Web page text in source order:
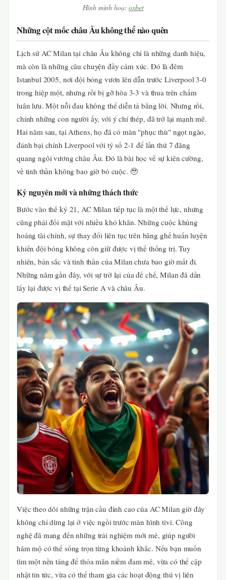
Hình minh hoạ:oxbet
Những cột mốc châu Âu không thể nào quên
Lịch sử AC Milan tại châu Âu không chỉ là những danh hiệu,
mà còn là những câu chuyện đầy cảm xúc. Đó là đêm
Istanbul 2005, nơi đội bóng vươn lên dẫn trước Liverpool 3-0
trong hiệp một, nhưng rồi bị gỡ hòa 3-3 và thua trên chấm
luân lưu. Một nỗi đau không thể diễn tả bằng lời. Nhưng rồi,
chính những con người ấy, với ý chí thép, đã trở lại mạnh mẽ.
Hai năm sau, tại Athens, họ đã có màn "phục thù" ngọt ngào,
đánh bại chính Liverpool với tỷ số 2-1 để lần thứ 7 đăng
quang ngôi vương châu Âu. Đó là bài học về sự kiên cường,
về tinh thần không bao giờ bỏ cuộc. 🥹
Kỷ nguyên mới và những thách thức
Bước vào thế kỷ 21, AC Milan tiếp tục là một thế lực, nhưng
cũng phải đối mặt với nhiều khó khăn. Những cuộc khủng
hoảng tài chính, sự thay đổi liên tục trên băng ghế huấn luyện
khiến đội bóng không còn giữ được vị thế thống trị. Tuy
nhiên, bản sắc và tinh thần của Milan chưa bao giờ mất đi.
Những năm gần đây, với sự trở lại của đế chế, Milan đã dần
lấy lại được vị thế tại Serie A và châu Âu.
Việc theo dõi những trận cầu đỉnh cao của AC Milan giờ đây
không chỉ dừng lại ở việc ngồi trước màn hình tivi. Công
nghệ đã mang đến những trải nghiệm mới mẻ, giúp người
hâm mộ có thể sống trọn từng khoảnh khắc. Nếu bạn muốn
tìm một nền tảng để thỏa mãn niềm đam mê, vừa có thể cập
nhật tin tức, vừa có thể tham gia các hoạt động thú vị liên